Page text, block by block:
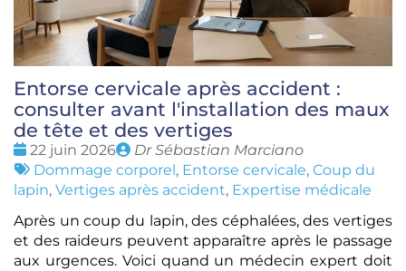
Entorse cervicale après accident :
consulter avant l'installation des maux
de tête et des vertiges
Date
:
22 juin 2026
Publié
par
Dr Sébastian Marciano
Tags
:
Dommage corporel, Entorse cervicale, Coup du
lapin, Vertiges après accident, Expertise médicale
Après un coup du lapin, des céphalées, des vertiges
et des raideurs peuvent apparaître après le passage
aux urgences. Voici quand un médecin expert doit